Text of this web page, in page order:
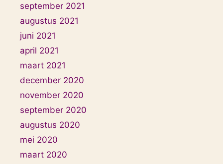
september 2021
augustus 2021
juni 2021
april 2021
maart 2021
december 2020
november 2020
september 2020
augustus 2020
mei 2020
maart 2020